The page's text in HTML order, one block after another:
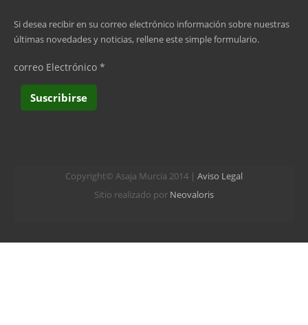
última »
Si desea recibir en su correo electrónico información sobre nuestras
últimas novedades y noticias, rellene este simple formulario.
correo Electrónico *
Copyright© Asaja Murcia 2014 | Aviso Legal
Sitio realizado por Neovaloris